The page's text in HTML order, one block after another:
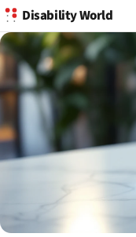
Disability World